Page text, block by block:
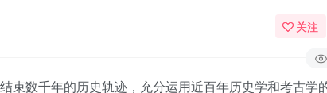
关注
束数千年的历史轨迹，充分运用近百年历史学和考古学